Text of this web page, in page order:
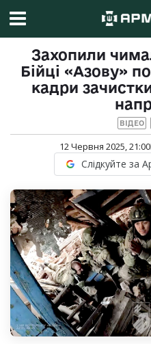
Захопили
Бійці «Азову»
кадри
ВІДЕО
12 Червня 2025, 21:00
Слідкуйте за